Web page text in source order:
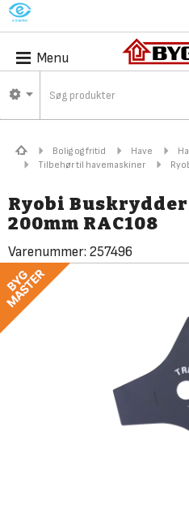
M
Menu
Bolig og fritid Have
Tilbehør til havemaskiner
Ryobi
200mm RAC108
Varenummer: 257496